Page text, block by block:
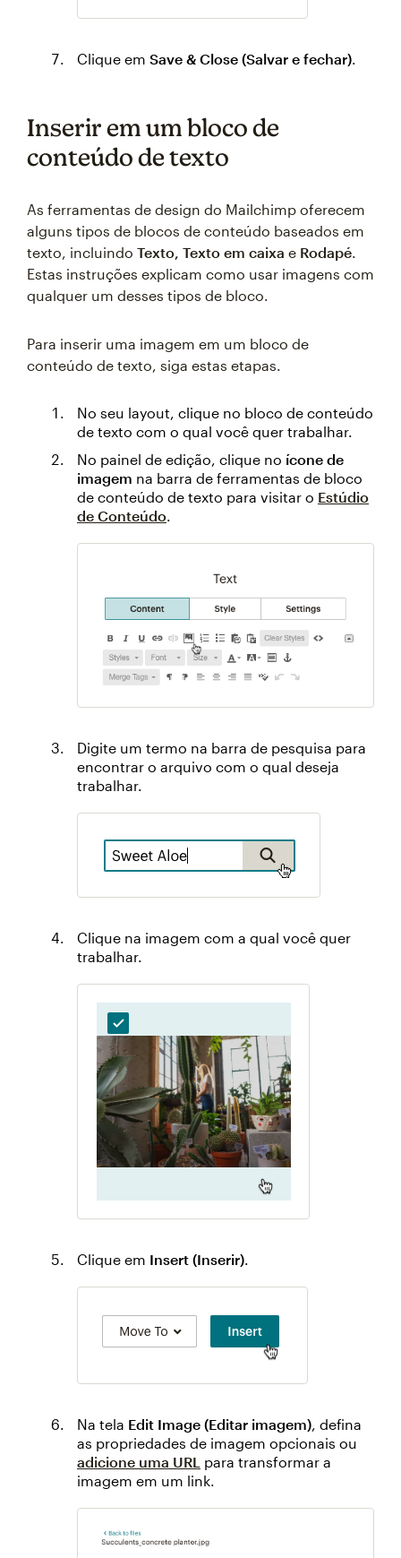
Clique em Save & Close (Salvar e fechar)
Inserir em um bloco de
conteúdo de texto
As ferramentas de design do Mailchimp oferecem
alguns tipos de blocos de conteúdo baseados em
texto, incluindo Texto, Texto em caixa e Rodapé
Estas instruções explicam como usar imagens com
qualquer um desses tipos de bloco.
Para inserir uma imagem em um bloco de
conteúdo de texto, siga estas etapas.
No seu layout, clique no bloco de conteúdo
de texto com o qual você quer trabalhar.
No painel de edição, clique no ícone de
imagem na barra de ferramentas de bloco
de conteúdo de texto para visitar o Estúdio
de Conteúdo
Digite um termo na barra de pesquisa para
encontrar o arquivo com o qual deseja
trabalhar.
Clique na imagem com a qual você quer
trabalhar.
Clique em Insert (Inserir).
Na tela Edit Image (Editar imagem), defina
as propriedades de imagem opcionais ou
adicione uma URL para transformar a
imagem em um link.